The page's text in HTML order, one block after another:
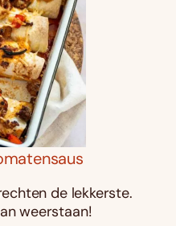
de lekkerste.
weerstaan!